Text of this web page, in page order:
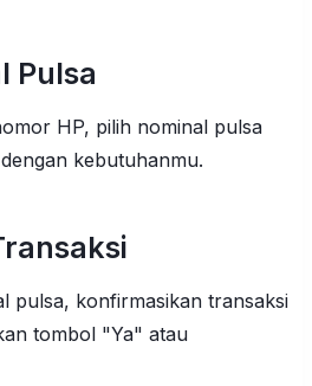
Pulsa
HP, pilih nominal pulsa
kebutuhanmu.
pulsa, konfirmasikan transaksi
tombol "Ya" atau